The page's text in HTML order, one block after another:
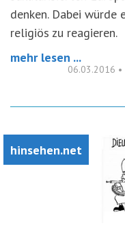
denken. Dabei würde
religiös zu reagieren.
mehr lesen ...
06.03.2016 •
hinsehen.net